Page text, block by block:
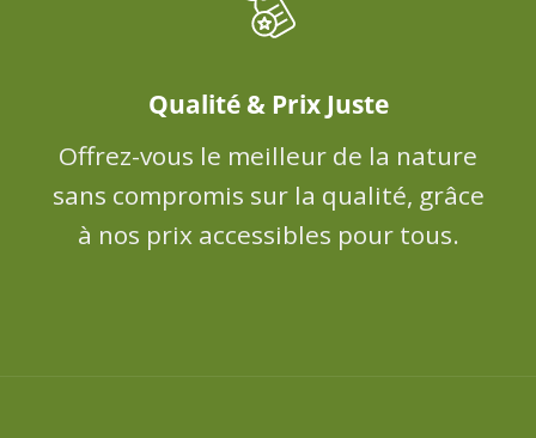
Qualité & Prix Juste
Offrez-vous le meilleur de la nature
sans compromis sur la qualité, grâce
à nos prix accessibles pour tous.